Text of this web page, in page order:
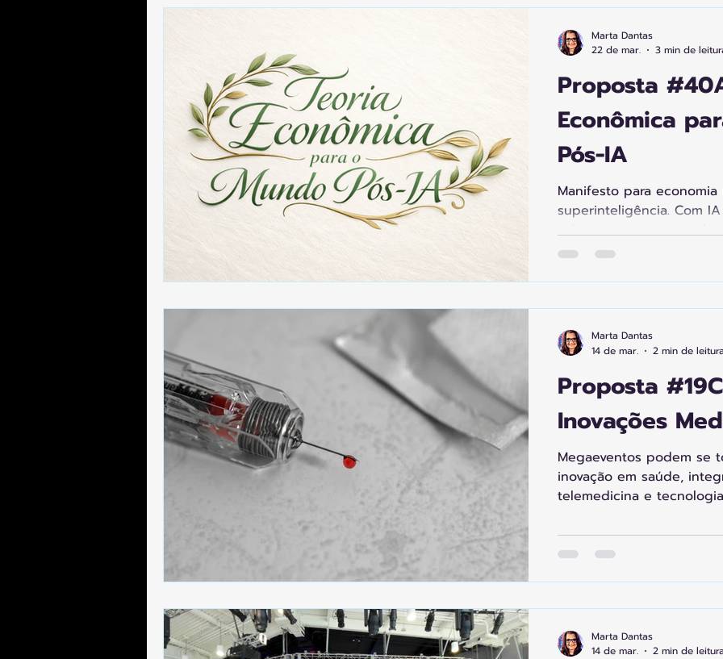
pós-destruição
liberado, vida em
planeta.
Proposta
Econômica
Pós-IA
Manifesto para
superinteligência. Com
valor migra para o
humanas, cultura,
ampliados por IA,
modalidades trabalho,
mercados geram 10-15
reside em cooperação,
Marta Dantas
22 de mar.
3 min de
Proposta
Inovações
Megaeventos podem se
inovação em saúde,
telemedicina e
planejamento, pilotos
criam empregos locais,
fortalecem cooperativas
saúde comunitária.
Marta Dantas
14 de mar.
2 min de
Marta Dantas
14 de mar.
2 min de